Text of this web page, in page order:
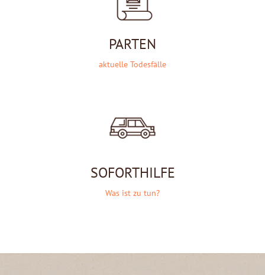
PARTEN
aktuelle Todesfälle
SOFORTHILFE
Was ist zu tun?